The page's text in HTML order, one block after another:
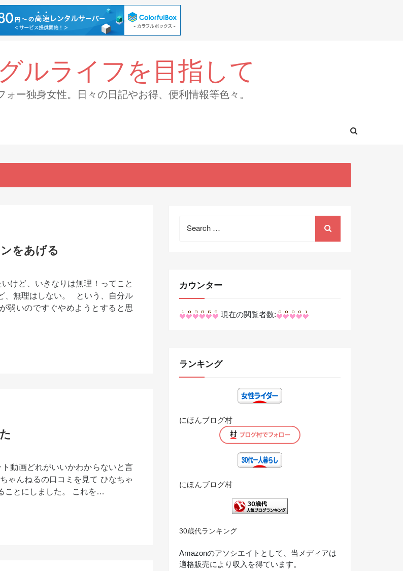
ルライフを目指して
ー独身女性。日々の日記やお得、便利情報等色々。
をあげる
けど、いきなりは無理！ってこと
、無理はしない。 という、自分ル
弱いのですぐやめようとすると思
動画どれがいいかわからないと言
ゃんねるの口コミを見て ひなちゃ
ことにしました。 これを…
for:
カウンター
現在の閲覧者数:
ランキング
にほんブログ村
にほんブログ村
30歳代ランキング
Amazonのアソシエイトとして、当メディアは
適格販売により収入を得ています。